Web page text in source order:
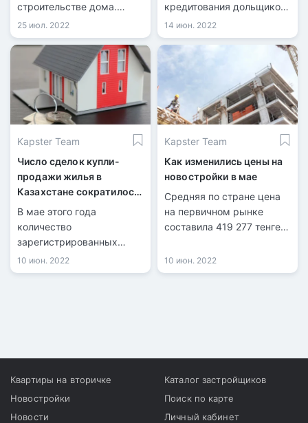
строительстве дома.
Параллельно с
подготовкой фундамента
здания, застройщики
открывают продажи
квартир. Такой вариант
подойдёт для
покупателей, которые не
спешат с переездом и
могут подождать
окончания строительства.
25 июл. 2022
кредитования дольщиков
- страхование
ответственности
застройщика.
14 июн. 2022
Kapster Team
Число сделок купли-
продажи жилья в
Казахстане сократилось
на 42%
В мае этого года
количество
зарегистрированных
сделок купли-продажи
жилья составило 30 500 и
10 июн. 2022
Kapster Team
Как изменились цены на
новостройки в мае
Средняя по стране цена
на первичном рынке
составила 419 277 тенге
тенге дороже, чем в
апреле.
10 июн. 2022
Квартиры на вторичке
Новостройки
Новости
Каталог застройщиков
Поиск по карте
Личный кабинет